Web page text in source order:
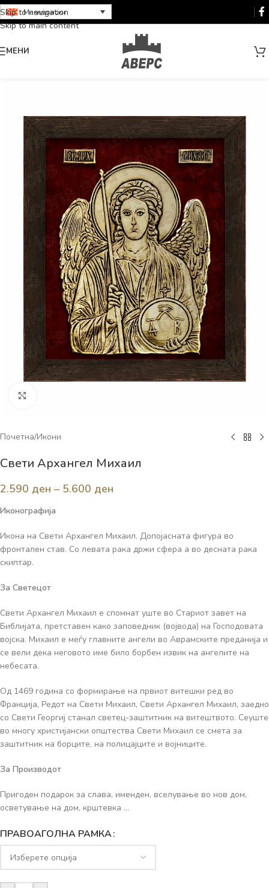
Skip to navigation
Skip to main content
Македонски
МЕНИ
Почетна/Икони
Свети Архангел Михаил
2.590 ден – 5.600 ден
Иконографија
Икона на Свети Архангел Михаил. Допојасната фигура во
фронтален став. Со левата рака држи сфера а во десната рака
скиптар.
За Светецот
Свети Архангел Михаил е спомнат уште во Стариот завет на
Библијата, претставен како заповедник (војвода) на Господовата
војска. Михаил е меѓу главните ангели во Аврамските преданија и
се вели дека неговото име било борбен извик на ангелите на
небесата.
Од 1469 година со формирање на првиот витешки ред во
Франција, Редот на Свети Михаил, Свети Архангел Михаил, заедно
со Свети Георгиј станал светец-заштитник на витештвото. Сеуште
во многу христијански општества Свети Михаил се смета за
заштитник на борците, на полицајците и војниците.
За Производот
Пригоден подарок за слава, именден, вселување во нов дом,
осветување на дом, крштевка …
ПРАВОАГОЛНА РАМКА